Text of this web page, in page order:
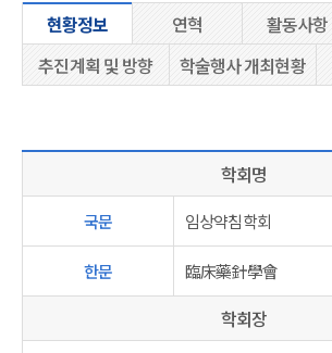
현황정보 연혁 활동사항
추진계획 및 방향
학술행사 개최현황
학회명
국문 임상약침학회
한문 臨床藥針學會
학회장